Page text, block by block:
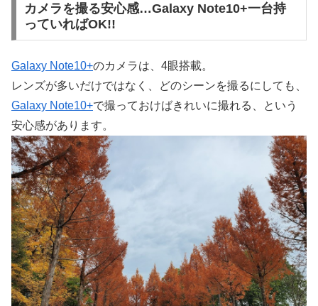
カメラを撮る安心感…Galaxy Note10+一台持
っていればOK!!
Galaxy Note10+のカメラは、4眼搭載。
レンズが多いだけではなく、どのシーンを撮るにしても、
Galaxy Note10+で撮っておけばきれいに撮れる、という
安心感があります。